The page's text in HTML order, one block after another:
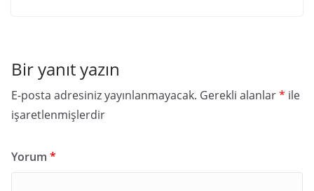
Bir yanıt yazın
E-posta adresiniz yayınlanmayacak. Gerekli alanlar* ile
işaretlenmişlerdir
Yorum *